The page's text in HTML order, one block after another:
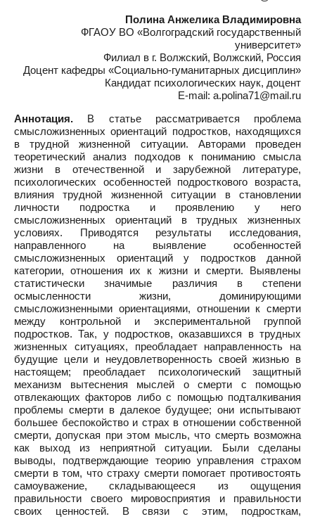
Полина Анжелика Владимировна
ФГАОУ ВО «Волгоградский государственный
университет»
Филиал в г. Волжский, Волжский, Россия
Доцент кафедры «Социально-гуманитарных дисциплин»
Кандидат психологических наук, доцент
E-mail: a.polina71@mail.ru
Аннотация. В статье рассматривается проблема
смысложизненных ориентаций подростков, находящихся
в трудной жизненной ситуации. Авторами проведен
теоретический анализ подходов к пониманию смысла
жизни в отечественной и зарубежной литературе,
психологических особенностей подросткового возраста,
влияния трудной жизненной ситуации в становлении
личности подростка и проявлению у него
смысложизненных ориентаций в трудных жизненных
условиях. Приводятся результаты исследования,
направленного на выявление особенностей
смысложизненных ориентаций у подростков данной
категории, отношения их к жизни и смерти. Выявлены
статистически значимые различия в степени
осмысленности жизни, доминирующими
смысложизненными ориентациями, отношении к смерти
между контрольной и экспериментальной группой
подростков. Так, у подростков, оказавшихся в трудных
жизненных ситуациях, преобладает направленность на
будущие цели и неудовлетворенность своей жизнью в
настоящем; преобладает психологический защитный
механизм вытеснения мыслей о смерти с помощью
отвлекающих факторов либо с помощью подталкивания
проблемы смерти в далекое будущее; они испытывают
большее беспокойство и страх в отношении собственной
смерти, допуская при этом мысль, что смерть возможна
как выход из неприятной ситуации. Были сделаны
выводы, подтверждающие теорию управления страхом
смерти в том, что страху смерти помогает противостоять
самоуважение, складывающееся из ощущения
правильности своего мировосприятия и правильности
своих ценностей. В связи с этим, подросткам,